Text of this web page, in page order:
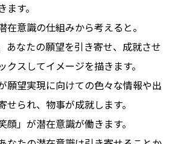
す。
在意識の仕組みから考えると。
あなたの願望を引き寄せ、成就させ
クスしてイメージを描きます。
願望実現に向けての色々な情報や出
られ、物事が成就します。
顔」が潜在意識が働きます。